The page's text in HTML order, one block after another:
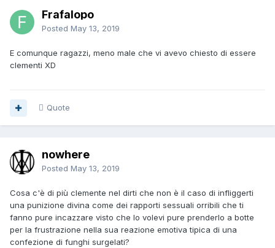
Frafalopo
Posted May 13, 2019
E comunque ragazzi, meno male che vi avevo chiesto di essere
clementi XD
Quote
nowhere
Posted May 13, 2019
Cosa c'è di più clemente nel dirti che non è il caso di infliggerti
una punizione divina come dei rapporti sessuali orribili che ti
fanno pure incazzare visto che lo volevi pure prenderlo a botte
per la frustrazione nella sua reazione emotiva tipica di una
confezione di funghi surgelati?